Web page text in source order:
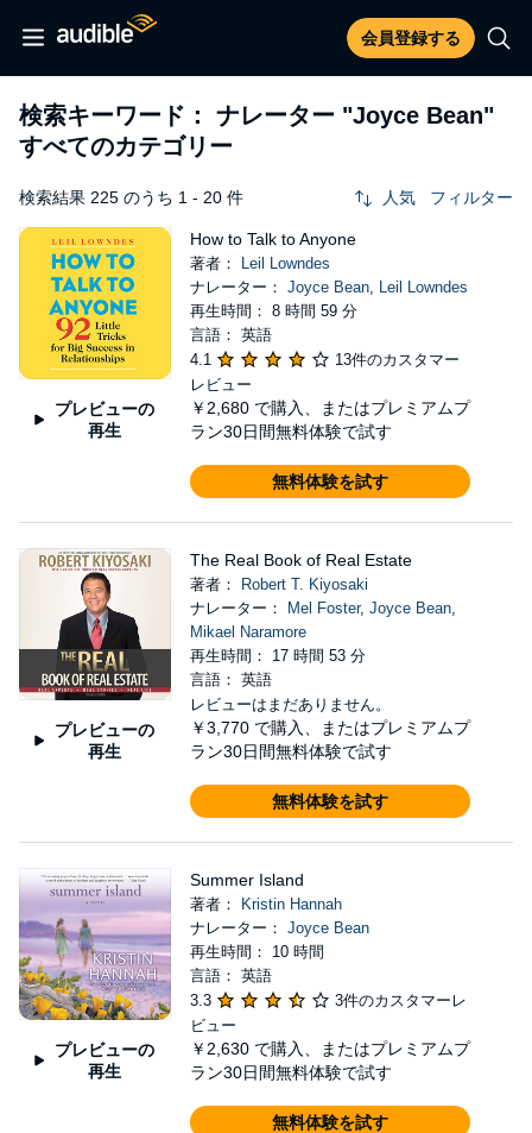
会員登録する
検索キーワード： ナレーター "Joyce Bean"
すべてのカテゴリー
検索結果 225 のうち 1 - 20 件 人気 フィルター
プレビューの
再生
How to Talk to Anyone
著者：
Leil Lowndes
ナレーター： Joyce Bean, Leil Lowndes
再生時間： 8 時間 59 分
言語： 英語
4.1
13件のカスタマー
レビュー
￥2,680 で購入、またはプレミアムプ
ラン30日間無料体験で試す
無料体験を試す
プレビューの
再生
The Real Book of Real Estate
著者：
Robert T. Kiyosaki
ナレーター：
Mel Foster, Joyce Bean,
Mikael Naramore
再生時間： 17 時間 53 分
言語： 英語
レビューはまだありません。
￥3,770 で購入、またはプレミアムプ
ラン30日間無料体験で試す
無料体験を試す
プレビューの
再生
Summer Island
著者：
Kristin Hannah
ナレーター： Joyce Bean
再生時間： 10 時間
言語： 英語
3.3
3件のカスタマーレ
ビュー
￥2,630 で購入、またはプレミアムプ
ラン30日間無料体験で試す
無料体験を試す